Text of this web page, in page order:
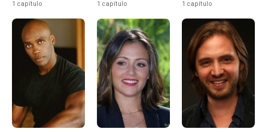
1 capítulo
1 capítulo
1 capítulo